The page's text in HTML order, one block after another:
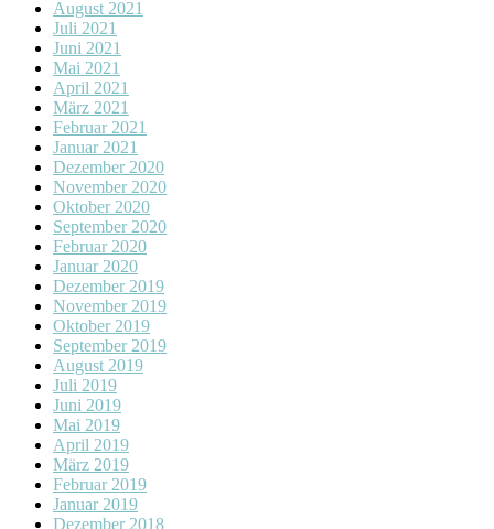
August 2021
Juli 2021
Juni 2021
Mai 2021
April 2021
März 2021
Februar 2021
Januar 2021
Dezember 2020
November 2020
Oktober 2020
September 2020
Februar 2020
Januar 2020
Dezember 2019
November 2019
Oktober 2019
September 2019
August 2019
Juli 2019
Juni 2019
Mai 2019
April 2019
März 2019
Februar 2019
Januar 2019
Dezember 2018